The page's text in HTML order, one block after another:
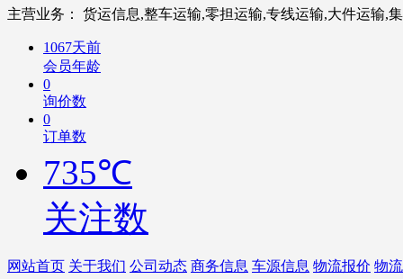
主营业务： 货运信息,整车运输,零担运输,专线运输,大件运输,
1067天前
会员年龄
0
询价数
0
订单数
735℃
关注数
网站首页 关于我们 公司动态 商务信息 车源信息 物流报价 物